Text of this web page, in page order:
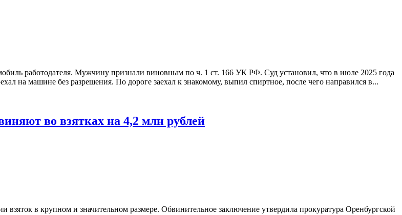
работодателя. Мужчину признали виновным по ч. 1 ст. 166 УК РФ. Суд установил, что в июле 2025 года
на машине без разрешения. По дороге заехал к знакомому, выпил спиртное, после чего направился в...
во взятках на 4,2 млн рублей
в крупном и значительном размере. Обвинительное заключение утвердила прокуратура Оренбургской